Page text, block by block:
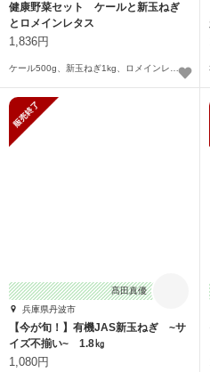
健康野菜セット ケールと新玉ねぎ
とロメインレタス
1,836円
ケール500g、新玉ねぎ1kg、ロメインレタス1個
髙田真優
兵庫県丹波市
【今が旬！】有機JAS新玉ねぎ ~サ
イズ不揃い~ 1.8㎏
1,080円